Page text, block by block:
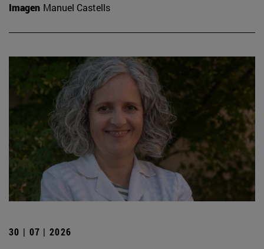
Imagen Manuel Castells
30 | 07 | 2026